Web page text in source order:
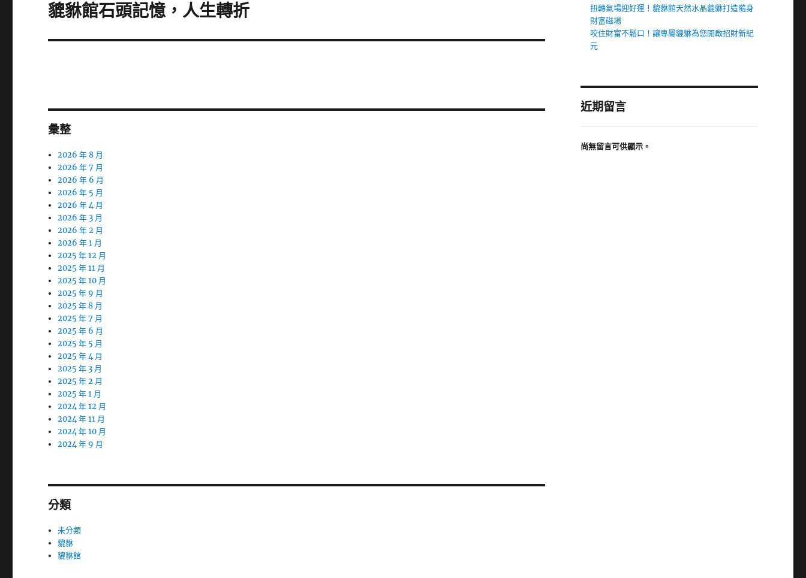
下
篇
貔貅館石頭記憶，人生轉折
彙整
2026 年 8 月
2026 年 7 月
2026 年 6 月
2026 年 5 月
2026 年 4 月
2026 年 3 月
2026 年 2 月
2026 年 1 月
2025 年 12 月
2025 年 11 月
2025 年 10 月
2025 年 9 月
2025 年 8 月
2025 年 7 月
2025 年 6 月
2025 年 5 月
2025 年 4 月
2025 年 3 月
2025 年 2 月
2025 年 1 月
2024 年 12 月
2024 年 11 月
2024 年 10 月
2024 年 9 月
分類
未分類
貔貅
貔貅館
扭轉氣場迎好運！貔貅館天然水晶貔貅打造隨身
財富磁場
咬住財富不鬆口！讓專屬貔貅為您開啟招財新紀
元
近期留言
尚無留言可供顯示。